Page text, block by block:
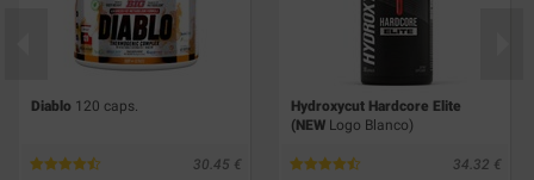
Diablo 120 caps.
30.45
Hydroxycut Hardcore Elite
(NEW Logo Blanco)
34.32